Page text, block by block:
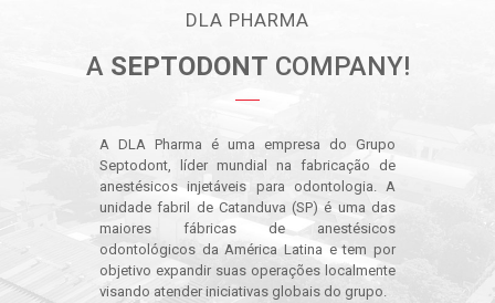
DLA PHARMA
A SEPTODONT COMPANY!
A DLA Pharma é uma empresa do Grupo
Septodont, líder mundial na fabricação de
anestésicos injetáveis para odontologia. A
unidade fabril de Catanduva (SP) é uma das
maiores fábricas de anestésicos
odontológicos da América Latina e tem por
objetivo expandir suas operações localmente
visando atender iniciativas globais do grupo.